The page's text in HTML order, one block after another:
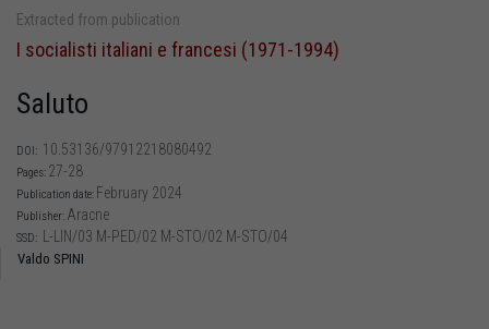
Extracted from publication
I socialisti italiani e francesi (1971-1994)
Saluto
DOI: 10.53136/97912218080492
Pages: 27-28
Publication date: February 2024
Publisher: Aracne
SSD: L-LIN/03 M-PED/02 M-STO/02 M-STO/04
Valdo SPINI